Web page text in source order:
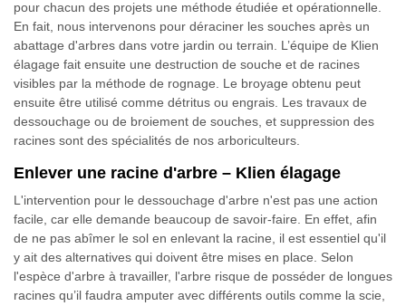
pour chacun des projets une méthode étudiée et opérationnelle.
En fait, nous intervenons pour déraciner les souches après un
abattage d'arbres dans votre jardin ou terrain. L’équipe de Klien
élagage fait ensuite une destruction de souche et de racines
visibles par la méthode de rognage. Le broyage obtenu peut
ensuite être utilisé comme détritus ou engrais. Les travaux de
dessouchage ou de broiement de souches, et suppression des
racines sont des spécialités de nos arboriculteurs.
Enlever une racine d'arbre – Klien élagage
L'intervention pour le dessouchage d'arbre n'est pas une action
facile, car elle demande beaucoup de savoir-faire. En effet, afin
de ne pas abîmer le sol en enlevant la racine, il est essentiel qu'il
y ait des alternatives qui doivent être mises en place. Selon
l'espèce d'arbre à travailler, l'arbre risque de posséder de longues
racines qu’il faudra amputer avec différents outils comme la scie,